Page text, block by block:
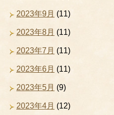
2023年9月 (11)
2023年8月 (11)
2023年7月 (11)
2023年6月 (11)
2023年5月 (9)
2023年4月 (12)